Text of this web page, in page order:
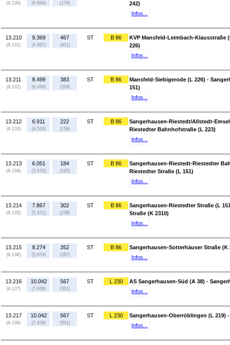
(8.130) (4.694) (174)
242)
Infos...
13.210
(8.131)
9.369
(6.967)
467
(401)
ST B 86
KVP Mansfeld-Leimbach-Klausstraße
226)
Infos...
13.211
(8.132)
8.499
(6.099)
383
(318)
ST B 86
Mansfeld-Siebigerode (L 226) -
151)
Infos...
13.212
(8.133)
6.911
(4.524)
222
(158)
ST B 86
Sangerhausen-Riestedt/Allstedt-
Riestedter Bahnhofstraße (L 223)
Infos...
13.213
(8.134)
6.051
(3.670)
184
(120)
ST B 86
Sangerhausen-Riestedt-Riestedter
Riestedter Straße (L 151)
Infos...
13.214
(8.135)
7.867
(5.471)
302
(238)
ST B 86
Sangerhausen-Riestedter Straße (L
Straße (K 2310)
Infos...
13.215
(8.136)
8.274
(5.874)
352
(287)
ST B 86
Sangerhausen-Sotterhäuser Straße (K
Infos...
13.216
(8.137)
10.042
(7.638)
567
(501)
ST L 230
AS Sangerhausen-Süd (A 38) -
Infos...
13.217
(8.138)
10.042
(7.638)
567
(501)
ST L 230
Sangerhausen-Oberröblingen (L 219)
Infos...